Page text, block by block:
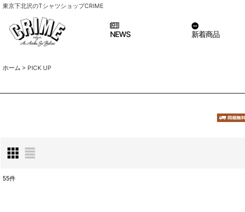
東京下北沢のTシャツショップCRIME
NEWS 新着商品
ホーム > PICK UP
55件